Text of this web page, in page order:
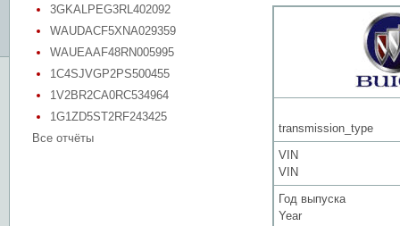
3GKALPEG3RL402092
WAUDACF5XNA029359
WAUEAAF48RN005995
1C4SJVGP2PS500455
1V2BR2CA0RC534964
1G1ZD5ST2RF243425
Все отчёты
transmission_type
VIN
VIN
Год выпуска
Year